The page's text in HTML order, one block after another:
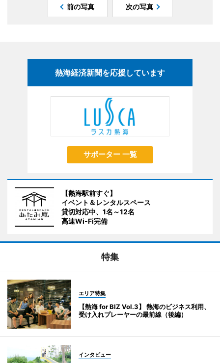
前の写真 次の写真
熱海経済新聞を応援しています
サポーター 一覧
【熱海駅前すぐ】
イベント＆レンタルスペース
貸切対応中、1名～12名
高速Wi-Fi完備
特集
エリア特集
【熱海 for BIZ Vol.3】 熱海のビジネス利用、
受け入れプレーヤーの最前線（後編）
インタビュー